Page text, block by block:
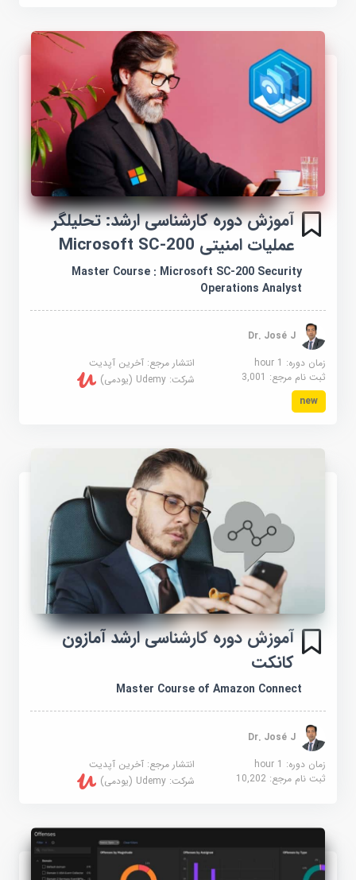
آموزش دوره کارشناسی ارشد: تحلیلگر
عملیات امنیتی Microsoft SC-200
Master Course : Microsoft SC-200 Security
Operations Analyst
Dr. José J
زمان دوره: 1 hour
انتشار مرجع:آخرین آپدیت
ثبت نام مرجع:3,001 شرکت:Udemy (یودمی)
new
آموزش دوره کارشناسی ارشد آمازون
کانکت
Master Course of Amazon Connect
Dr. José J
زمان دوره: 1 hour
انتشار مرجع:آخرین آپدیت
ثبت نام مرجع:10,202 شرکت:Udemy (یودمی)